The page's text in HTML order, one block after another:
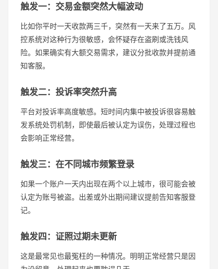
触发一：交易金额突然大幅波动
比如你平时一天收款两三千，突然有一天来了五万。风
控系统对这种行为很敏感，会怀疑存在盗刷或洗钱风
险。如果确实有大额交易需求，建议分批收款并提前通
知客服。
触发二：投诉率突然升高
平台对投诉率高度敏感。短时间内集中被投诉很容易触
发系统处罚机制，即使最后被认定为误伤，处理过程也
会影响正常经营。
触发三：在不同城市频繁登录
如果一个账户一天内出现在两个以上城市，很可能会被
认定为账号被盗。出差或外出期间建议提前告知客服登
记。
触发四：证照过期未更新
这是最常见也最冤枉的一种情况。明明正常经营只是因